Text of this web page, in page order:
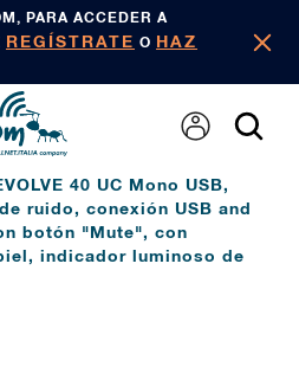
PARA ACCEDER A
REGÍSTRATE O HAZ
40 UC Mono USB,
ruido, conexión USB and
botón "Mute", con
indicador luminoso de